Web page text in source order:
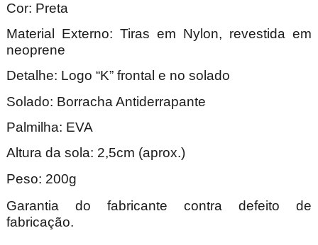
Cor: Preta
Material Externo: Tiras em Nylon, revestida em
neoprene
Detalhe: Logo “K” frontal e no solado
Solado: Borracha Antiderrapante
Palmilha: EVA
Altura da sola: 2,5cm (aprox.)
Peso: 200g
Garantia do fabricante contra defeito de
fabricação.